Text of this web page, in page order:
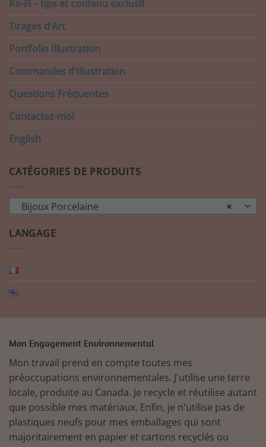
Ko-Fi – tips et contenu exclusif
Tirages d’Art
Portfolio Illustration
Commandes d’Illustration
Questions Fréquentes
Contactez-moi
English
CATÉGORIES DE PRODUITS
×
Bijoux Porcelaine
LANGAGE
Mon Engagement Environnemental
Mon travail prend en compte toutes mes
préoccupations environnementales. J'utilise une terre
locale, produite au Canada. Je recycle et réutilise autant
que possible mes matériaux. Enfin, je n'utilise pas de
plastiques neufs pour mes emballages qui sont
majoritairement en papier et cartons recyclés ou